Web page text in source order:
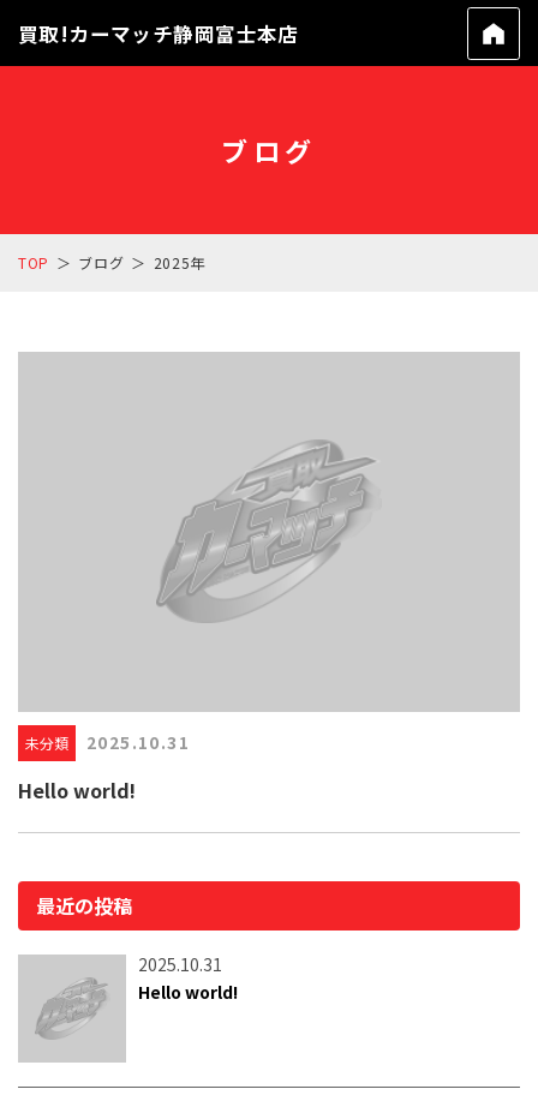
買取!カーマッチ静岡富士本店
ブログ
TOP ブログ 2025年
未分類 2025.10.31
Hello world!
最近の投稿
2025.10.31
Hello world!